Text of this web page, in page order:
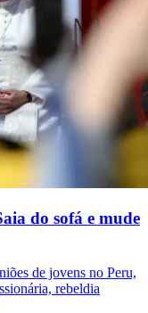
do sofá e mude
de jovens no Peru,
rebeldia